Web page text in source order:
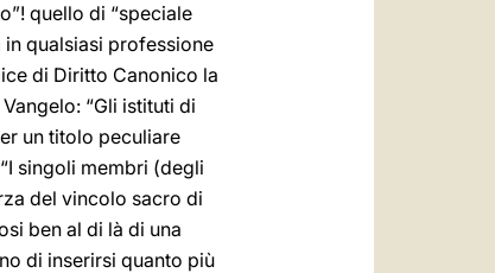
quello di “speciale
qualsiasi professione
di Diritto Canonico la
“Gli istituti di
un titolo peculiare
singoli membri (degli
del vincolo sacro di
ben al di là di una
di inserirsi quanto più